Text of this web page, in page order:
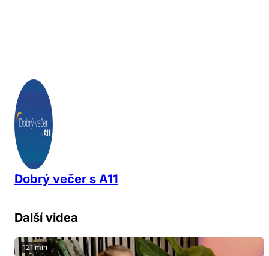
Dobrý večer s A11
Další videa
121 min